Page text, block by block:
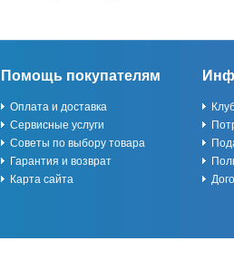
Помощь покупателям
Оплата и доставка
Сервисные услуги
Советы по выбору товара
Гарантия и возврат
Карта сайта